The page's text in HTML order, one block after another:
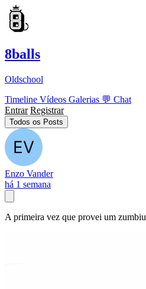
8balls
Oldschool
Timeline Vídeos Galerias 💬 Chat
Entrar Registrar
Todos os Posts
Enzo Vander
há 1 semana
A primeira vez que provei um zumbiu